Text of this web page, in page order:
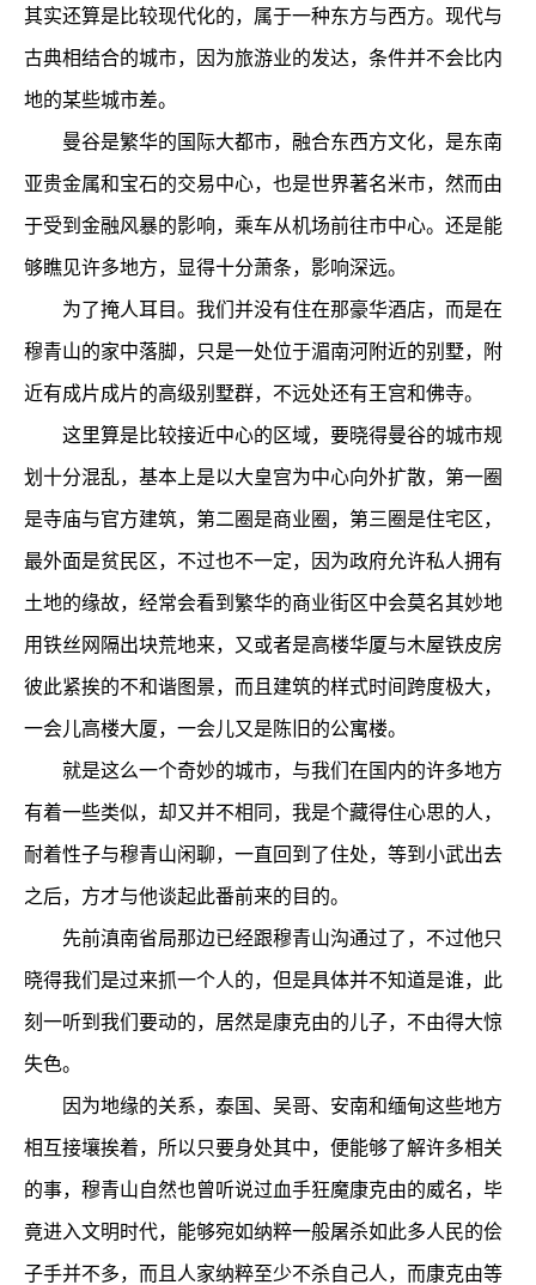
其实还算是比较现代化的，属于一种东方与西方。现代与
古典相结合的城市，因为旅游业的发达，条件并不会比内
地的某些城市差。
曼谷是繁华的国际大都市，融合东西方文化，是东南
亚贵金属和宝石的交易中心，也是世界著名米市，然而由
于受到金融风暴的影响，乘车从机场前往市中心。还是能
够瞧见许多地方，显得十分萧条，影响深远。
为了掩人耳目。我们并没有住在那豪华酒店，而是在
穆青山的家中落脚，只是一处位于湄南河附近的别墅，附
近有成片成片的高级别墅群，不远处还有王宫和佛寺。
这里算是比较接近中心的区域，要晓得曼谷的城市规
划十分混乱，基本上是以大皇宫为中心向外扩散，第一圈
是寺庙与官方建筑，第二圈是商业圈，第三圈是住宅区，
最外面是贫民区，不过也不一定，因为政府允许私人拥有
土地的缘故，经常会看到繁华的商业街区中会莫名其妙地
用铁丝网隔出块荒地来，又或者是高楼华厦与木屋铁皮房
彼此紧挨的不和谐图景，而且建筑的样式时间跨度极大，
一会儿高楼大厦，一会儿又是陈旧的公寓楼。
就是这么一个奇妙的城市，与我们在国内的许多地方
有着一些类似，却又并不相同，我是个藏得住心思的人，
耐着性子与穆青山闲聊，一直回到了住处，等到小武出去
之后，方才与他谈起此番前来的目的。
先前滇南省局那边已经跟穆青山沟通过了，不过他只
晓得我们是过来抓一个人的，但是具体并不知道是谁，此
刻一听到我们要动的，居然是康克由的儿子，不由得大惊
失色。
因为地缘的关系，泰国、吴哥、安南和缅甸这些地方
相互接壤挨着，所以只要身处其中，便能够了解许多相关
的事，穆青山自然也曾听说过血手狂魔康克由的威名，毕
竟进入文明时代，能够宛如纳粹一般屠杀如此多人民的侩
子手并不多，而且人家纳粹至少不杀自己人，而康克由等